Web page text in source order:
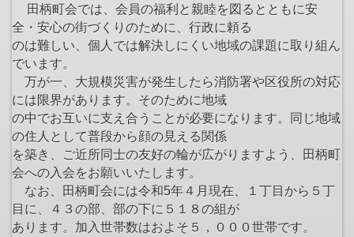
田柄町会では、会員の福利と親睦を図るとともに安
全・安心の街づくりのために、行政に頼る
のは難しい、個人では解決しにくい地域の課題に取り組ん
でいます。
万が一、大規模災害が発生したら消防署や区役所の対応
には限界があります。そのために地域
の中でお互いに支え合うことが必要になります。同じ地域
の住人として普段から顔の見える関係
を築き、ご近所同士の友好の輪が広がりますよう、田柄町
会への入会をお願いいたします。
なお、田柄町会には令和5年４月現在、１丁目から５丁
目に、４３の部、部の下に５１８の組が
あります。加入世帯数はおよそ５，０００世帯です。